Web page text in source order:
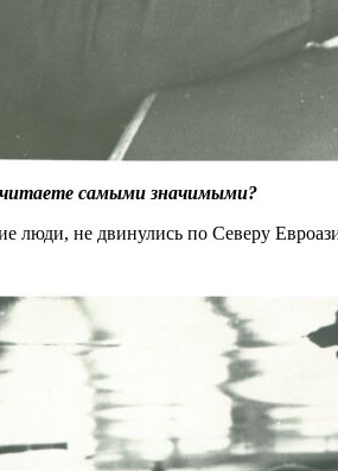
самыми значимыми?
не двинулись по Северу